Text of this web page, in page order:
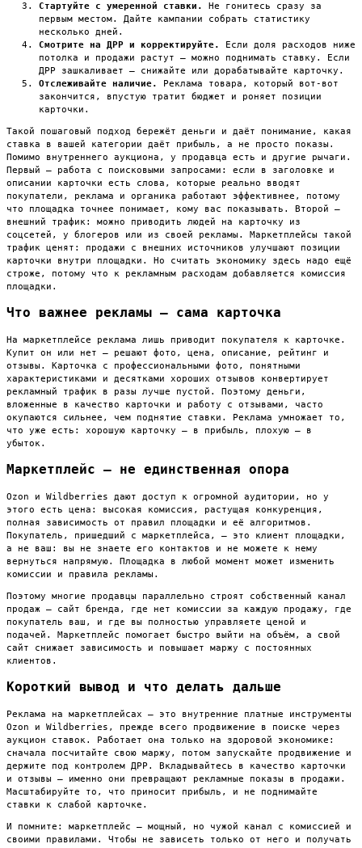
Стартуйте с умеренной ставки.
Не гонитесь сразу за
первым местом. Дайте кампании собрать статистику
несколько дней.
Смотрите на ДРР и корректируйте.
Если доля расходов ниже
потолка и продажи растут — можно поднимать ставку. Если
ДРР зашкаливает — снижайте или дорабатывайте карточку.
Отслеживайте наличие.
Реклама товара, который вот-вот
закончится, впустую тратит бюджет и роняет позиции
карточки.
Такой пошаговый подход бережёт деньги и даёт понимание, какая
ставка в вашей категории даёт прибыль, а не просто показы.
Помимо внутреннего аукциона, у продавца есть и другие рычаги.
Первый — работа с поисковыми запросами: если в заголовке и
описании карточки есть слова, которые реально вводят
покупатели, реклама и органика работают эффективнее, потому
что площадка точнее понимает, кому вас показывать. Второй —
внешний трафик: можно приводить людей на карточку из
соцсетей, у блогеров или из своей рекламы. Маркетплейсы такой
трафик ценят: продажи с внешних источников улучшают позиции
карточки внутри площадки. Но считать экономику здесь надо ещё
строже, потому что к рекламным расходам добавляется комиссия
площадки.
Что важнее рекламы — сама карточка
На маркетплейсе реклама лишь приводит покупателя к карточке.
Купит он или нет — решают фото, цена, описание, рейтинг и
отзывы. Карточка с профессиональными фото, понятными
характеристиками и десятками хороших отзывов конвертирует
рекламный трафик в разы лучше пустой. Поэтому деньги,
вложенные в качество карточки и работу с отзывами, часто
окупаются сильнее, чем поднятие ставки. Реклама умножает то,
что уже есть: хорошую карточку — в прибыль, плохую — в
убыток.
Маркетплейс — не единственная опора
Ozon и Wildberries дают доступ к огромной аудитории, но у
этого есть цена: высокая комиссия, растущая конкуренция,
полная зависимость от правил площадки и её алгоритмов.
Покупатель, пришедший с маркетплейса, — это клиент площадки,
а не ваш: вы не знаете его контактов и не можете к нему
вернуться напрямую. Площадка в любой момент может изменить
комиссии и правила рекламы.
Поэтому многие продавцы параллельно строят собственный канал
продаж — сайт бренда, где нет комиссии за каждую продажу, где
покупатель ваш, и где вы полностью управляете ценой и
подачей. Маркетплейс помогает быстро выйти на объём, а свой
сайт снижает зависимость и повышает маржу с постоянных
клиентов.
Короткий вывод и что делать дальше
Реклама на маркетплейсах — это внутренние платные инструменты
Ozon и Wildberries, прежде всего продвижение в поиске через
аукцион ставок. Работает она только на здоровой экономике:
сначала посчитайте свою маржу, потом запускайте продвижение и
держите под контролем ДРР. Вкладывайтесь в качество карточки
и отзывы — именно они превращают рекламные показы в продажи.
Масштабируйте то, что приносит прибыль, и не поднимайте
ставки к слабой карточке.
И помните: маркетплейс — мощный, но чужой канал с комиссией и
своими правилами. Чтобы не зависеть только от него и получать